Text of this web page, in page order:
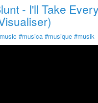
- I'll Take
#musica #musique #musik